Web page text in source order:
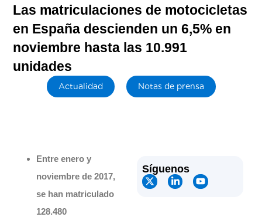
Las matriculaciones de motocicletas
en España descienden un 6,5% en
noviembre hasta las 10.991
unidades
Actualidad Notas de prensa
Entre enero y
noviembre de 2017,
se han matriculado
128.480
Síguenos